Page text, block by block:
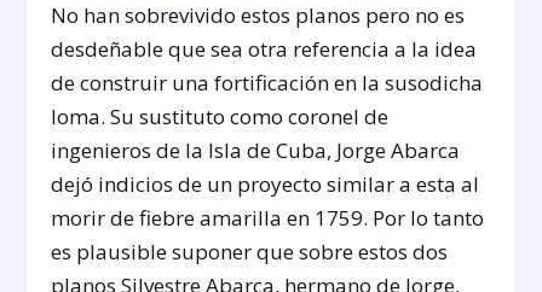
No han sobrevivido estos planos pero no es
desdeñable que sea otra referencia a la idea
de construir una fortificación en la susodicha
loma. Su sustituto como coronel de
ingenieros de la Isla de Cuba, Jorge Abarca
dejó indicios de un proyecto similar a esta al
morir de fiebre amarilla en 1759. Por lo tanto
es plausible suponer que sobre estos dos
planos Silvestre Abarca, hermano de Jorge,